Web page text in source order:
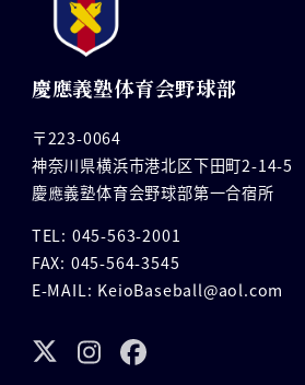
慶應義塾体育会野球部
〒223-0064
神奈川県横浜市港北区下田町2-14-5
慶應義塾体育会野球部第一合宿所
TEL: 045-563-2001
FAX: 045-564-3545
E-MAIL: KeioBaseball@aol.com